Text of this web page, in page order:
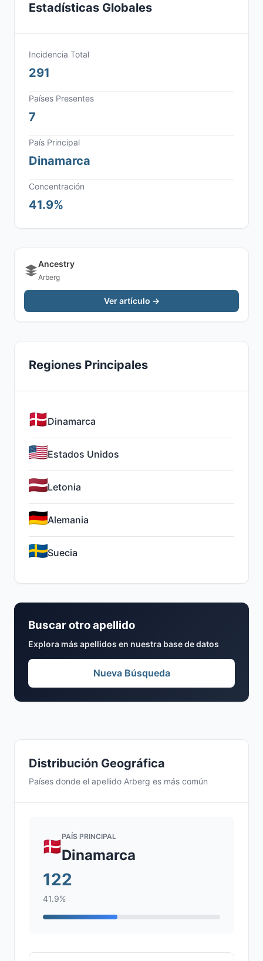
Distribución Geográfica
Países donde el apellido Arberg es más común
PAÍS PRINCIPAL
Dinamarca
122
41.9%
Estadísticas Globales
Incidencia Total
291
Países Presentes
7
País Principal
Dinamarca
Concentración
41.9%
Ancestry
Arberg
Ver artículo →
Regiones Principales
Dinamarca
Estados Unidos
Letonia
Alemania
Suecia
Buscar otro apellido
Explora más apellidos en nuestra base de datos
Nueva Búsqueda